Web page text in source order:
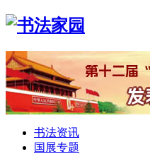
书法资讯
国展专题